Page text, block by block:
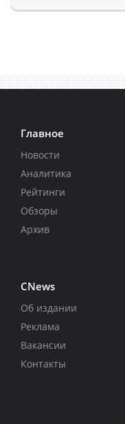
Главное
Новости
Аналитика
Рейтинги
Обзоры
Архив
CNews
Об издании
Реклама
Вакансии
Контакты